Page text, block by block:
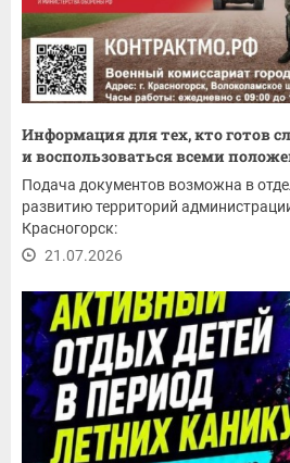
Информация для тех, кто готов
и воспользоваться всеми
Подача документов возможна в
развитию территорий
Красногорск:
21.07.2026